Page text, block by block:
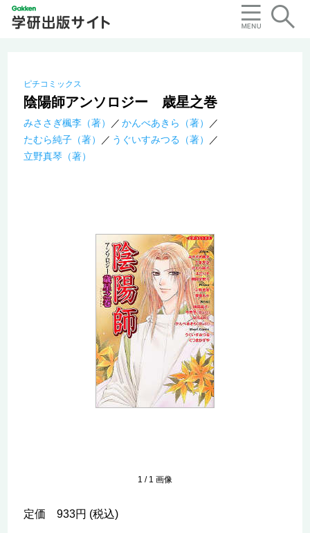
ピチコミックス
陰陽師アンソロジー 歳星之巻
みささぎ楓李（著）
かんべあきら（著）
たむら純子（著）
うぐいすみつる（著）
立野真琴（著）
1 / 1 画像
定価 933円 (税込)